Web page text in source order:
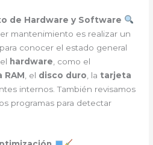
de Hardware y Software
mantenimiento es realizar un
para conocer el estado general
hardware , como el
RAM , el disco duro , la tarjeta
internos. También revisamos
programas para detectar